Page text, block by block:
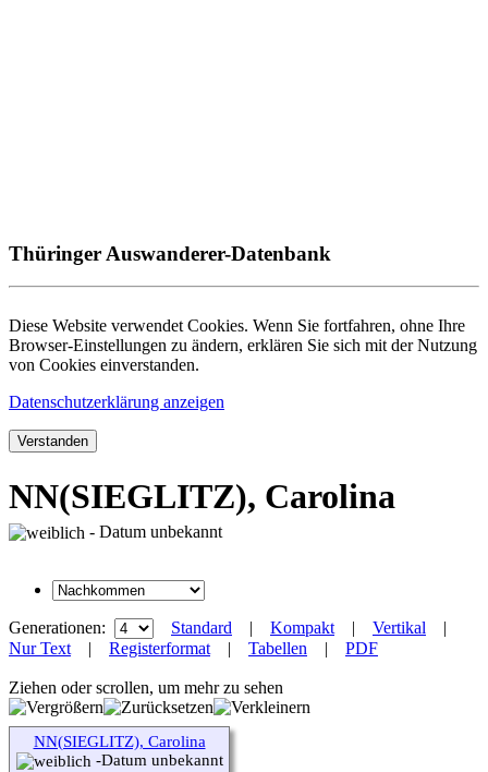
Thüringer Auswanderer-Datenbank
Diese Website verwendet Cookies. Wenn Sie fortfahren, ohne Ihre
Browser-Einstellungen zu ändern, erklären Sie sich mit der Nutzung
von Cookies einverstanden.
Datenschutzerklärung anzeigen
Verstanden
NN(SIEGLITZ), Carolina
- Datum unbekannt
Generationen: Standard | Kompakt | Vertikal |
Nur Text | Registerformat | Tabellen | PDF
Ziehen oder scrollen, um mehr zu sehen
NN(SIEGLITZ), Carolina
-Datum unbekannt